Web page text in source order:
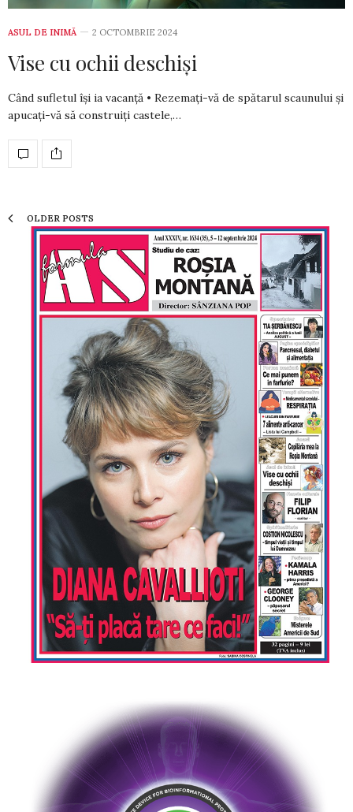
ASUL DE INIMĂ 2 OCTOMBRIE 2024
Vise cu ochii deschiși
Când sufletul își ia vacanță • Rezemați-vă de spătarul scaunului și
apucați-vă să construiți castele,…
OLDER POSTS